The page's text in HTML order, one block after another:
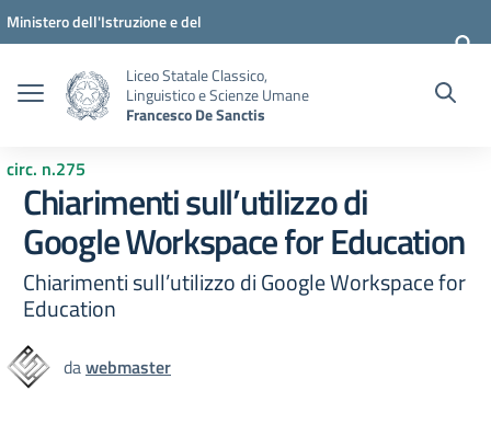
Vai ai contenuti
Vai al menu di navigazione
Vai al footer
Ministero dell'Istruzione e del
Liceo Statale Classico,
Linguistico e Scienze Umane
Francesco De Sanctis
circ. n.275
Chiarimenti sull’utilizzo di
Google Workspace for Education
Chiarimenti sull’utilizzo di Google Workspace for
Education
dawebmaster